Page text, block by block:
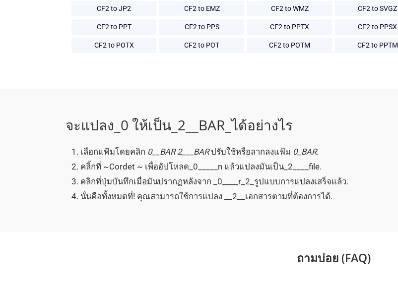
CF2 to JP2 CF2 to EMZ CF2 to WMZ CF2 to SVGZ
CF2 to PPT CF2 to PPS CF2 to PPTX CF2 to PPSX
CF2 to POTX CF2 to POT CF2 to POTM CF2 to PPTM
จะแปลง_0 ให้เป็น_2__BAR_ได้อย่างไร
เลือกแฟ้มโดยคลิก 0__BAR 2___BARปรับใช้หรือลากลงแฟ้ม 0_BAR.
คลิ้กที่ ~Cordet ~ เพื่ออัปโหลด_0_____n แล้วแปลงมันเป็น_2____file.
คลิกที่ปุ่มบันทึกเมื่อมันปรากฏหลังจาก _0____r_2_รูปแบบการแปลงเสร็จแล้ว.
นั่นคือทั้งหมดที่! คุณสามารถใช้การแปลง __2__เอกสารตามที่ต้องการได้.
ถามบ่อย (FAQ)